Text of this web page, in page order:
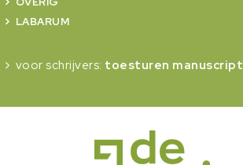
LABARUM
voor schrijvers: toesturen manuscript